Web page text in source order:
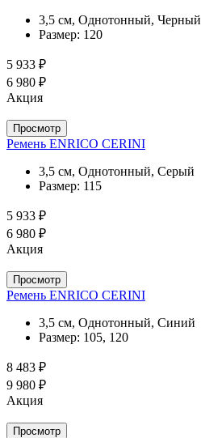
3,5 см, Однотонный, Черный
Размер: 120
5 933 ₽
6 980 ₽
Акция
Просмотр
Ремень ENRICO CERINI
3,5 см, Однотонный, Серый
Размер: 115
5 933 ₽
6 980 ₽
Акция
Просмотр
Ремень ENRICO CERINI
3,5 см, Однотонный, Синий
Размер: 105, 120
8 483 ₽
9 980 ₽
Акция
Просмотр